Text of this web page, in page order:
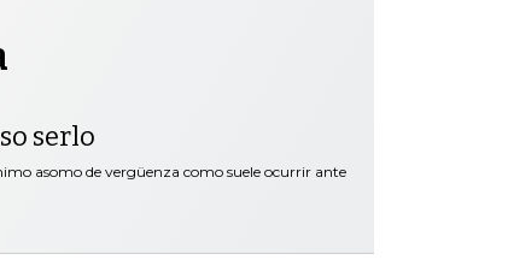
serlo
asomo de vergüenza como suele ocurrir ante